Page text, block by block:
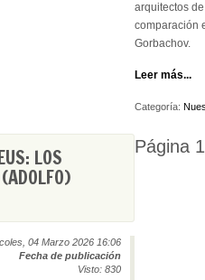
arquitectos
comparación
Gorbachov.
Leer más...
Categoría:
LOS
04 Marzo 2026 16:06
Fecha de publicación
Visto: 830
Página